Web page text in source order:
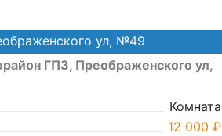
ул, №49
ГПЗ, Преображенского ул,
Комната
12 000 ₽